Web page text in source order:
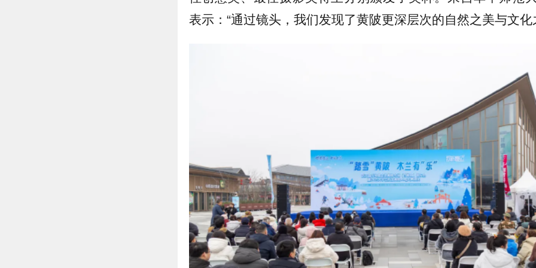
表示：“通过镜头，我们发现了黄陂更深层次的自然之美与文化